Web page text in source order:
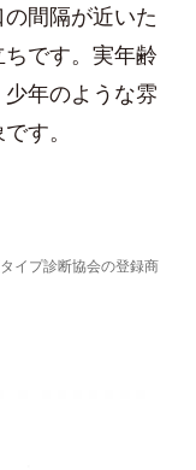
間隔が近いた
です。実年齢
年のような雰
す。
イプ診断協会の登録商